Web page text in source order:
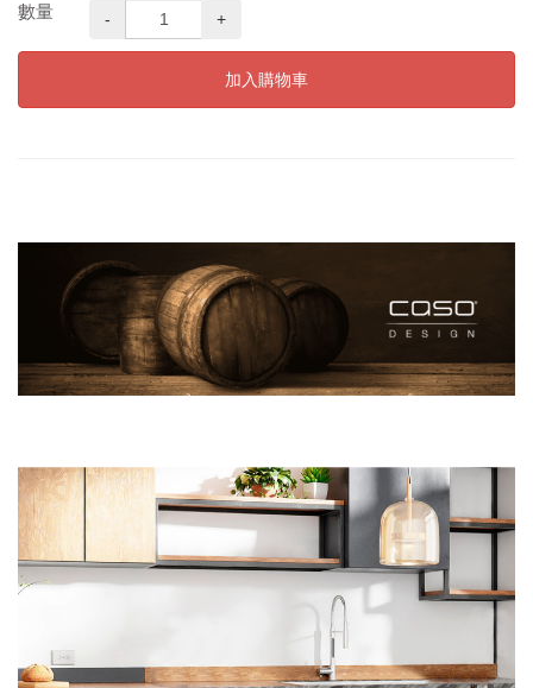
數量 - +
加入購物車